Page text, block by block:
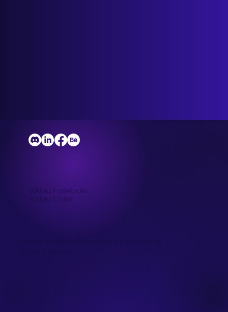
Polityka Prywatności
PolitykaCookie
© 2024 All Rights Reserved by Milimetriks
Graphic Studio